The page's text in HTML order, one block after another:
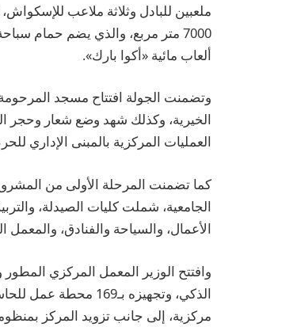
ملعبين للبادل وثلاثة ملاعب
ألعاب مائية «أكوا بارك».
وتضمنت الجولة افتتاح مسجد
الخيرية، وكذلك شهد وضع شعار وحجر
العمليات المركزية بالمبنى الإداري للحرم
الجامعية، شملت كليات الصيدلة،
الأعمال، والسياحة والفنادق،
الذكي، وتجهيزه